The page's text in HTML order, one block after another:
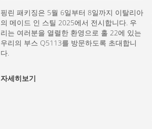
핑린 패키징은 5월 6일부터 8일까지 이탈리아
의 메이드 인 스틸 2025에서 전시합니다. 우
리는 여러분을 열렬한 환영으로 홀 22에 있는
우리의 부스 Q5113를 방문하도록 초대합니
다.
자세히보기